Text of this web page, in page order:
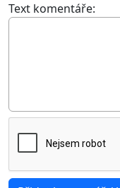
Text komentáře: